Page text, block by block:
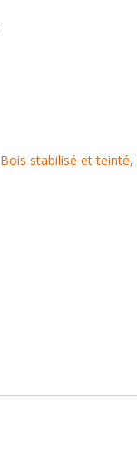
Bois stabilisé et teinté,